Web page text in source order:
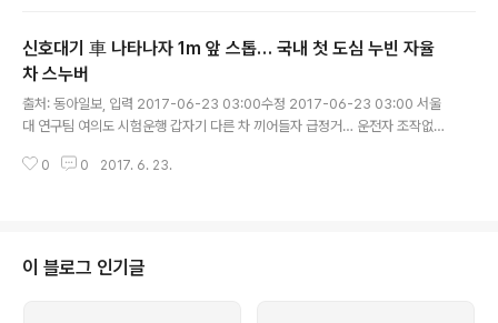
신호대기 車 나타나자 1m 앞 스톱… 국내 첫 도심 누빈 자율
차 스누버
출처: 동아일보, 입력 2017-06-23 03:00수정 2017-06-23 03:00 서울
대 연구팀 여의도 시험운행 갑자기 다른 차 끼어들자 급정거… 운전자 조작없이
을 인식합니다. 예를 들어 신호가 노란불인지 빨간불인지 보는 거죠..
0 0 2017. 6. 23.
이 블로그 인기글